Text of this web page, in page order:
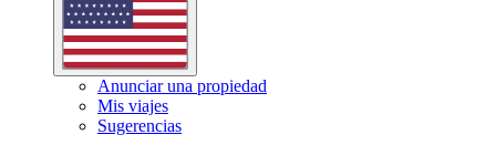
Anunciar una propiedad
Mis viajes
Sugerencias